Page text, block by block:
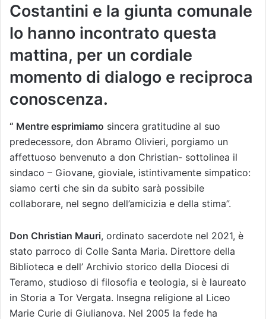
Costantini e la giunta comunale
lo hanno incontrato questa
mattina, per un cordiale
momento di dialogo e reciproca
conoscenza.
“ Mentre esprimiamo sincera gratitudine al suo
predecessore, don Abramo Olivieri, porgiamo un
affettuoso benvenuto a don Christian- sottolinea il
sindaco – Giovane, gioviale, istintivamente simpatico:
siamo certi che sin da subito sarà possibile
collaborare, nel segno dell’amicizia e della stima”.
Don Christian Mauri, ordinato sacerdote nel 2021, è
stato parroco di Colle Santa Maria. Direttore della
Biblioteca e dell’ Archivio storico della Diocesi di
Teramo, studioso di filosofia e teologia, si è laureato
in Storia a Tor Vergata. Insegna religione al Liceo
Marie Curie di Giulianova. Nel 2005 la fede ha